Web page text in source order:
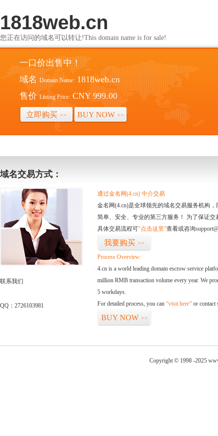
1818web.cn
您正在访问的域名可以转让!This domain name is for sale!
一口价出售中！
域名 Domain Name: 1818web.cn
售价 Listing Price: CNY 999.00
立即购买 >> BUY NOW >>
域名交易方式：
联系我们
QQ：2726103981
通过金名网(4.cn) 中介交易
金名网(4.cn)是全球领先的域名交易服务机构
简单、安全、专业的第三方服务！ 为了保证
具体交易流程可“点击这里”查看或咨询
我要购买 >>
Process Overview:
4.cn is a world leading domain escrow service
million RMB transaction volume every year. We
5 workdays.
For detailed process, you can “visit here” or contact
BUY NOW >>
Copyright © 1998 -2025